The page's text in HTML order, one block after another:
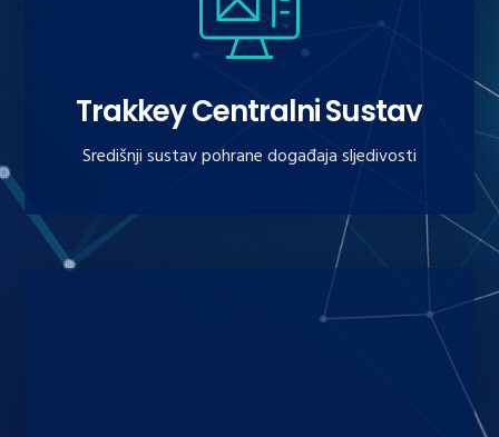
Trakkey Centralni Sustav
Središnji sustav pohrane događaja sljedivosti